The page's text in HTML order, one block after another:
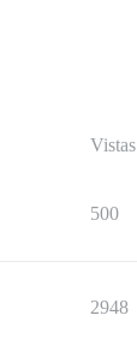
Vistas
500
2948